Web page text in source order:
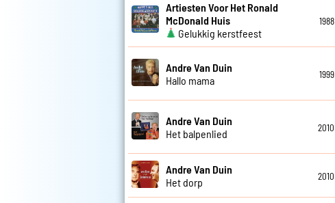
Artiesten Voor Het Ronald
McDonald Huis
Gelukkig kerstfeest
1988
Andre Van Duin
Hallo mama
1999
Andre Van Duin
Het balpenlied
2010
Andre Van Duin
Het dorp
2010